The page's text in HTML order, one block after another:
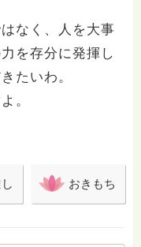
なく、人を大事
を存分に発揮し
たいわ。
。
おきもち